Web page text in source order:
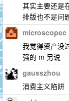
其实主要还是
排版也不是问
microscopec
我觉得资产没
强的 m 另说
gausszhou
消费主义陷阱